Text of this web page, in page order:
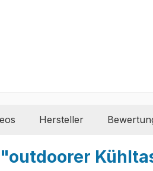
Hersteller